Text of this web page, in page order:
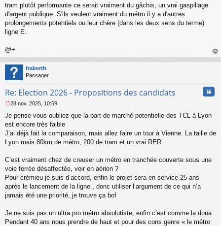
g
e
n
o
u
tram plutôt performante ce serait vraiment du gâchis, un vrai gaspillage
d'argent publique. S'ils veulent vraiment du métro il y a d'autres
prolongements potentiels ou leur chère (dans les deux sens du terme)
ligne E.
@+
au
fraberth
Passager
Re: Election 2026 - Propositions des candidats
e
s
s
g
n
o
n
u
28 nov. 2025, 10:59
Je pense vous oubliez que la part de marché potentielle des TCL à Lyon
est encore très faible
J’ai déjà fait la comparaison, mais allez faire un tour à Vienne. La taille de
Lyon mais 80km de métro, 200 de tram et un vrai RER
C’est vraiment chez de creuser un métro en tranchée couverte sous une
voie ferrée désaffectée, voir en aérien ?
Pour crémieu je suis d’accord, enfin le projet sera en service 25 ans
après le lancement de la ligne , donc utiliser l’argument de ce qui n’a
jamais été une priorité, je trouve ça bof
Je ne suis pas un ultra pro métro absolutiste, enfin c’est comme la doua
Pendant 40 ans nous prendre de haut et pour des cons genre « le métro